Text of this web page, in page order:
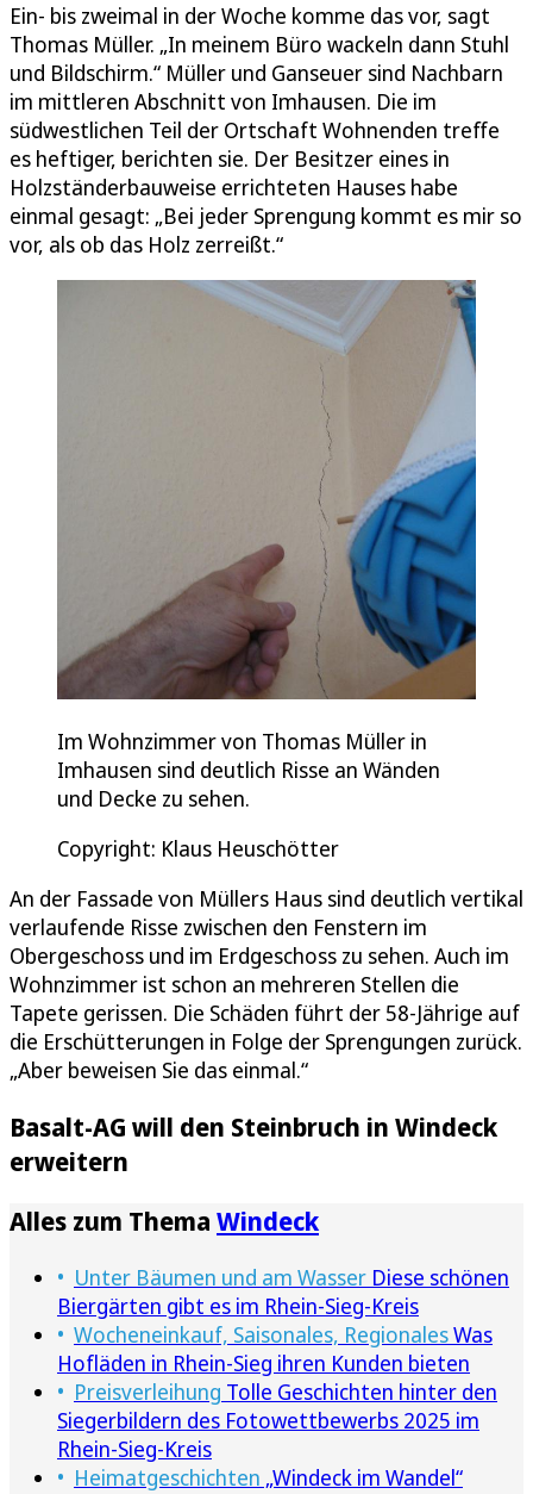
Ein- bis zweimal in der Woche komme das vor, sagt
Thomas Müller. „In meinem Büro wackeln dann Stuhl
und Bildschirm.“ Müller und Ganseuer sind Nachbarn
im mittleren Abschnitt von Imhausen. Die im
südwestlichen Teil der Ortschaft Wohnenden treffe
es heftiger, berichten sie. Der Besitzer eines in
Holzständerbauweise errichteten Hauses habe
einmal gesagt: „Bei jeder Sprengung kommt es mir so
vor, als ob das Holz zerreißt.“
Im Wohnzimmer von Thomas Müller in
Imhausen sind deutlich Risse an Wänden
und Decke zu sehen.
Copyright: Klaus Heuschötter
An der Fassade von Müllers Haus sind deutlich vertikal
verlaufende Risse zwischen den Fenstern im
Obergeschoss und im Erdgeschoss zu sehen. Auch im
Wohnzimmer ist schon an mehreren Stellen die
Tapete gerissen. Die Schäden führt der 58-Jährige auf
die Erschütterungen in Folge der Sprengungen zurück.
„Aber beweisen Sie das einmal.“
Basalt-AG will den Steinbruch in Windeck
erweitern
Alles zum Thema Windeck
Unter Bäumen und am Wasser Diese schönen
Biergärten gibt es im Rhein-Sieg-Kreis
Wocheneinkauf, Saisonales, RegionalesWas
Hofläden in Rhein-Sieg ihren Kunden bieten
Preisverleihung Tolle Geschichten hinter den
Siegerbildern des Fotowettbewerbs 2025 im
Rhein-Sieg-Kreis
Heimatgeschichten „Windeck im Wandel“